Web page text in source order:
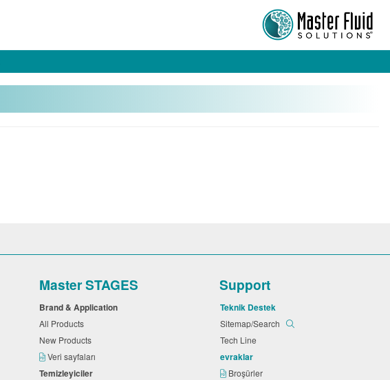
Master STAGES
Brand & Application
All Products
New Products
Veri sayfaları
Temizleyiciler
Support
Teknik Destek
Sitemap/Search
Tech Line
evraklar
Broşürler